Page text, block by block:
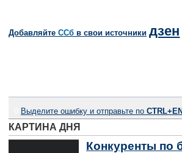
Добавляйте CСб в свои источники дзен
Выделите ошибку и отправьте по
КАРТИНА ДНЯ
Конкуренты по